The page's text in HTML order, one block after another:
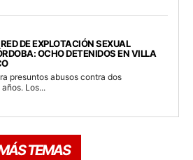
DE EXPLOTACIÓN SEXUAL
OCHO DETENIDOS EN VILLA
presuntos abusos contra dos
Los...
TEMAS